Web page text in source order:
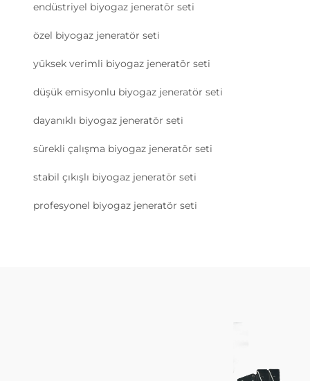
endüstriyel biyogaz jeneratör seti
özel biyogaz jeneratör seti
yüksek verimli biyogaz jeneratör seti
düşük emisyonlu biyogaz jeneratör seti
dayanıklı biyogaz jeneratör seti
sürekli çalışma biyogaz jeneratör seti
stabil çıkışlı biyogaz jeneratör seti
profesyonel biyogaz jeneratör seti